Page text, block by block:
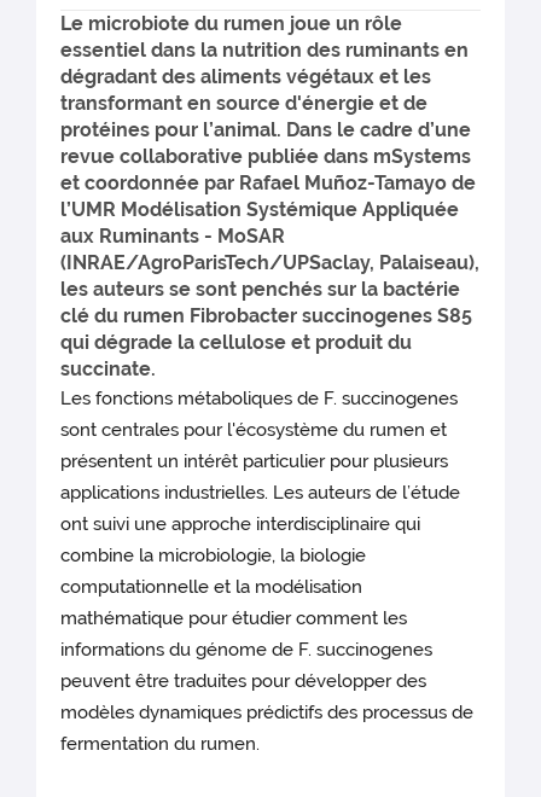
Le microbiote du rumen joue un rôle
essentiel dans la nutrition des ruminants en
dégradant des aliments végétaux et les
transformant en source d'énergie et de
protéines pour l’animal. Dans le cadre d’une
revue collaborative publiée dans mSystems
et coordonnée par Rafael Muñoz-Tamayo de
l’UMR Modélisation Systémique Appliquée
aux Ruminants - MoSAR
(INRAE/AgroParisTech/UPSaclay, Palaiseau),
les auteurs se sont penchés sur la bactérie
clé du rumen Fibrobacter succinogenes S85
qui dégrade la cellulose et produit du
succinate.
Les fonctions métaboliques de F. succinogenes
sont centrales pour l'écosystème du rumen et
présentent un intérêt particulier pour plusieurs
applications industrielles. Les auteurs de l’étude
ont suivi une approche interdisciplinaire qui
combine la microbiologie, la biologie
computationnelle et la modélisation
mathématique pour étudier comment les
informations du génome de F. succinogenes
peuvent être traduites pour développer des
modèles dynamiques prédictifs des processus de
fermentation du rumen.